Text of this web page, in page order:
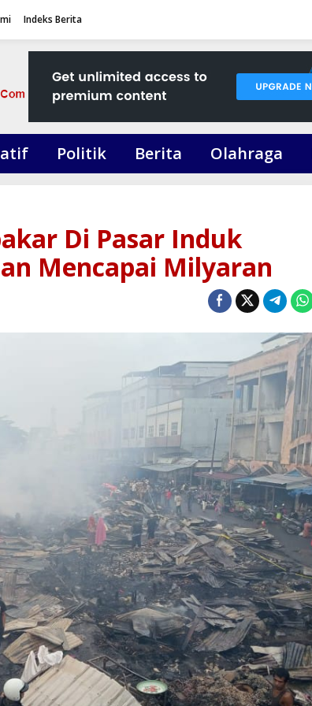
Indeks Berita
Politik Berita Olahraga
Di Pasar Induk
Mencapai Milyaran